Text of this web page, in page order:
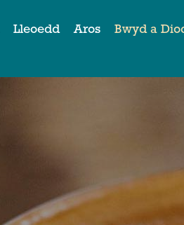
Lleoedd Aros Bwyd a